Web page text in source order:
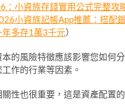
：小資族存錢實用公式完整攻
小資族記帳App推薦：搭配
多存1萬3千元）
的風險特徵應該影響您如何
作的行業等因素。
性也很重要，這是資產配置